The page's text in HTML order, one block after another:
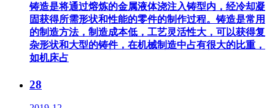
铸造是将通过熔炼的金属液体浇注入铸型内，经冷却凝
固获得所需形状和性能的零件的制作过程。铸造是常用
的制造方法，制造成本低，工艺灵活性大，可以获得复
杂形状和大型的铸件，在机械制造中占有很大的比重，
如机床占
28